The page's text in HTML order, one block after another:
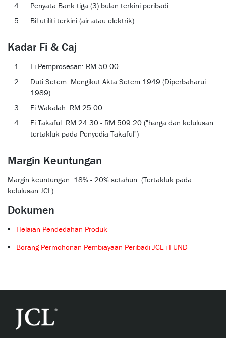
Penyata Bank tiga (3) bulan terkini peribadi.
Bil utiliti terkini (air atau elektrik)
Kadar Fi & Caj
Fi Pemprosesan: RM 50.00
Duti Setem: Mengikut Akta Setem 1949 (Diperbaharui
1989)
Fi Wakalah: RM 25.00
Fi Takaful: RM 24.30 - RM 509.20 ("harga dan kelulusan
tertakluk pada Penyedia Takaful")
Margin Keuntungan
Margin keuntungan: 18% - 20% setahun. (Tertakluk pada
kelulusan JCL)
Dokumen
Helaian Pendedahan Produk
Borang Permohonan Pembiayaan Peribadi JCL i-FUND